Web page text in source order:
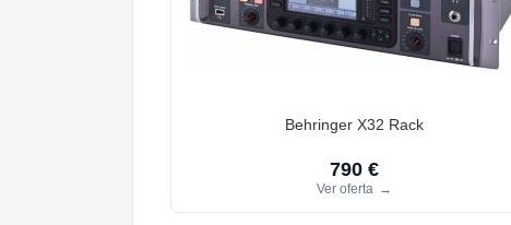
Behringer X32 Rack
790 €
Ver oferta →